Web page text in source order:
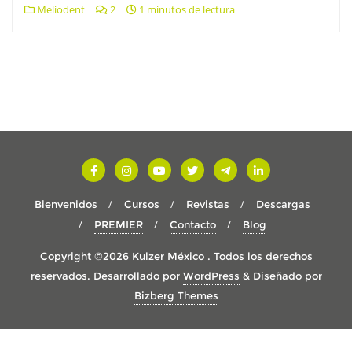
Meliodent 2 1 minutos de lectura
Bienvenidos Cursos Revistas
Descargas
PREMIER
Contacto Blog
Copyright ©2026 Kulzer México . Todos los derechos
reservados. Desarrollado por WordPress & Diseñado por
Bizberg Themes